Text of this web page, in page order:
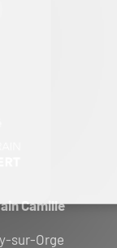
Camille
sur-Orge